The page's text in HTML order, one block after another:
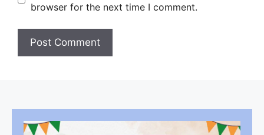
browser for the next time I comment.